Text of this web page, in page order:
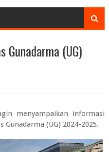
Gunadarma (UG)
menyampaikan informasi
Gunadarma (UG) 2024-2025.